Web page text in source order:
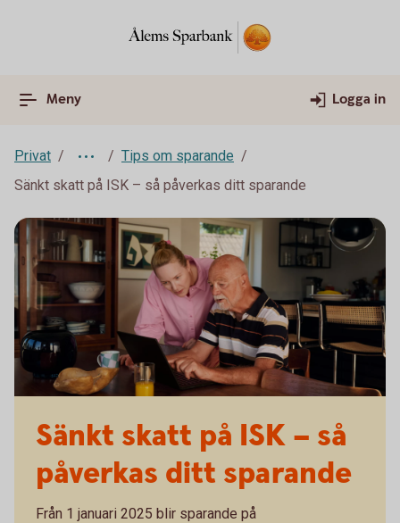
Meny Logga in
Privat
Tips om sparande
Sänkt skatt på ISK – så påverkas ditt sparande
Sänkt skatt på ISK – så
påverkas ditt sparande
Från 1 januari 2025 blir sparande på